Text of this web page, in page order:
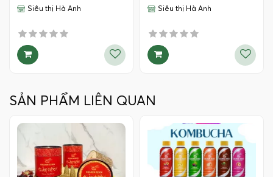
Siêu thị Hà Anh
Siêu thị Hà Anh
SẢN PHẨM LIÊN QUAN